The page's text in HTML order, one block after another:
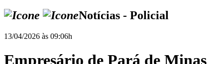
Notícias - Policial
13/04/2026 às 09:06h
Empresário de Pará de Minas